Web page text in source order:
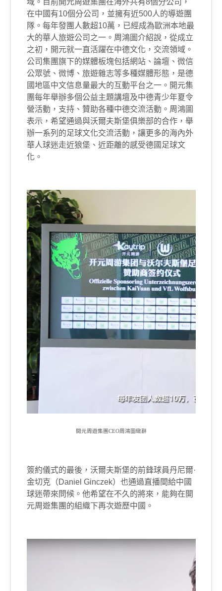
域。目前開元周遊集團在海外共有8個分公司，
在中國有10個分公司，並擁有近500人的導遊團
隊。每年發團人數超10萬，已經成為歐洲本地最
大的華人旅遊公司之一。周鴻圖介紹說，從成立
之初，開元就一直活躍在中德文化，交流領域。
公司集團旗下的媒體板塊包括網站、論壇、微信
公眾號、微博、旅遊雜志等多種媒體形態，是德
國地區中文信息量最大的互動平台之一。開元集
團每年舉辦多個公益主題講壇及中德青少年夏令
營活動，支持、贊助各種中德交流活動。周鴻圖
表示，希望通過與沃爾夫斯堡俱樂部的合作，舉
辦一系列的足球文化交流活動，讓更多的海內外
華人球迷走近狼堡、近距離的感受德國足球文
化。
開元周遊集團CEO周鴻圖緻辭
簽約儀式的最後，沃爾夫斯堡的前鋒球員丹尼爾·
金切克（Daniel Ginczek）也通過直播間給中國
球迷帶來問候。他希望在不久的將來，能夠在開
元周遊集團的組織下再次遊歷中國。